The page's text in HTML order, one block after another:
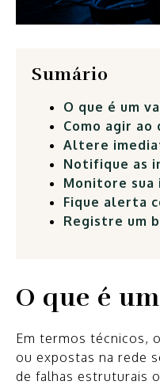
Sumário
O que é um
Como agir
Altere
Notifique as
Monitore
Fique alerta
Registre um
O que é
Em termos técnicos, o
ou expostas na rede
de falhas estruturais